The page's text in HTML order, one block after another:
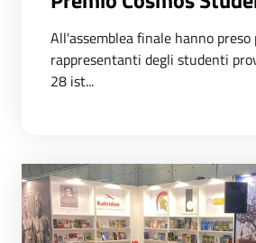
All'assemblea finale hanno preso
rappresentanti degli studenti
28 ist...